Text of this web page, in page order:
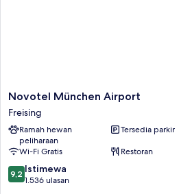
Novotel
München
Airport
Freising
Novotel München Airport
Freising
Ramah hewan
peliharaan
Tersedia parkir
Wi-Fi Gratis
Restoran
9.2
dari
9,2 Istimewa
1.536 ulasan